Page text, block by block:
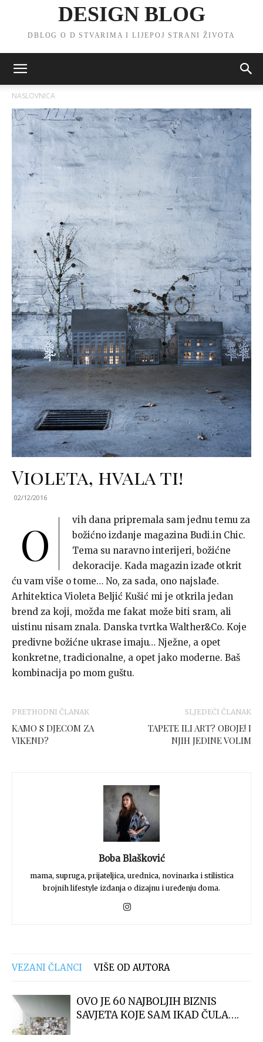
DESIGN BLOG
DBLOG O D STVARIMA I LIJEPOJ STRANI ŽIVOTA
NASLOVNICA
Violeta, hvala ti!
02/12/2016
O
vih dana pripremala sam jednu temu za
božićno izdanje magazina Budi.in Chic.
Tema su naravno interijeri, božićne
dekoracije. Kada magazin izađe otkrit
ću vam više o tome… No, za sada, ono najslađe.
Arhitektica Violeta Beljić Kušić mi je otkrila jedan
brend za koji, možda me fakat može biti sram, ali
uistinu nisam znala. Danska tvrtka Walther&Co. Koje
predivne božićne ukrase imaju… Nježne, a opet
konkretne, tradicionalne, a opet jako moderne. Baš
kombinacija po mom guštu.
PRETHODNI ČLANAK
KAMO S DJECOM ZA
VIKEND?
SLJEDEĆI ČLANAK
TAPETE ILI ART? OBOJE! I
NJIH JEDINE VOLIM
Boba Blašković
mama, supruga, prijateljica, urednica, novinarka i stilistica
brojnih lifestyle izdanja o dizajnu i uređenju doma.
VEZANI ČLANCI VIŠE OD AUTORA
OVO JE 60 NAJBOLJIH BIZNIS
SAVJETA KOJE SAM IKAD ČULA….